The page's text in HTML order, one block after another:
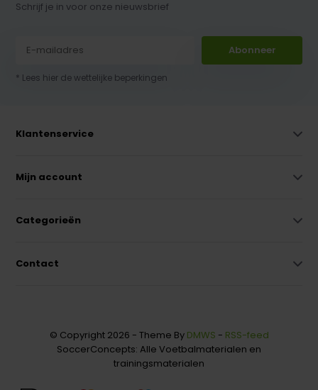
Schrijf je in voor onze nieuwsbrief
Abonneer
* Lees hier de wettelijke beperkingen
Klantenservice
Mijn account
Categorieën
Contact
© Copyright 2026 - Theme By DMWS - RSS-feed
SoccerConcepts: Alle Voetbalmaterialen en
trainingsmaterialen